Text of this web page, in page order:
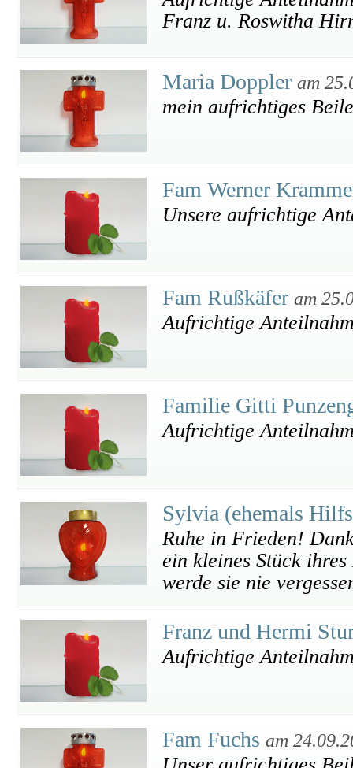
Franz u. Roswitha
Maria Doppler am
mein aufrichtiges
Fam Werner
Unsere aufrichtige
Fam Rußkäfer am
Aufrichtige
Familie Gitti
Aufrichtige
Sylvia (ehemals
Ruhe in Frieden!
ein kleines Stück
werde sie nie
Franz und Hermi
Aufrichtige
Fam Fuchs am